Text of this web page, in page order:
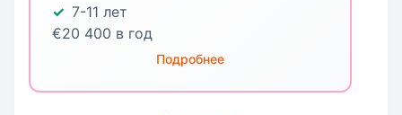
7-11 лет
€20 400 в год
Подробнее